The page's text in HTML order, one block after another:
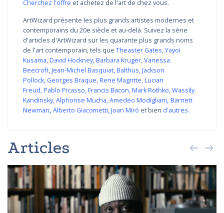
Cherchez l'offre et achetez de l'art de chez vous.
ArtWizard présente les plus grands artistes modernes et
contemporains du 20e siècle et au-delà. Suivez la série
d'articles d'ArtWizard sur les quarante plus grands noms
de l'art contemporain, tels que Theaster Gates,Yayoi
Kusama,David Hockney,Barbara Kruger,Vanessa
Beecroft,Jean-Michel Basquiat,Balthus,Jackson
Pollock, Georges Braque,Rene Magritte,Lucian
Freud,Pablo Picasso,Francis Bacon,Mark Rothko,Wassily
Kandinsky,Alphonse Mucha,Amedeo Modigliani, Barnett
Newman, Alberto Giacometti,Joan Miró et bien d'autres.
Articles